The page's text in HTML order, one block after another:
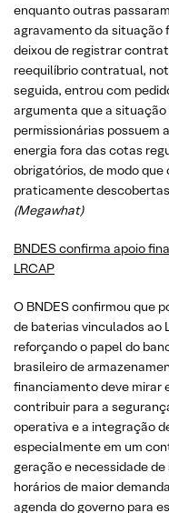
enquanto outras
agravamento da situação
deixou de registrar
reequilíbrio contratual,
seguida, entrou com
argumenta que a
permissionárias possuem
energia fora das cotas
obrigatórios, de modo que
praticamente
(Megawhat)
BNDES confirma apoio
LRCAP
O BNDES confirmou que
de baterias vinculados ao
reforçando o papel do
brasileiro de
financiamento deve mirar
contribuir para a
operativa e a integração
especialmente em um
geração e necessidade
horários de maior
agenda do governo para